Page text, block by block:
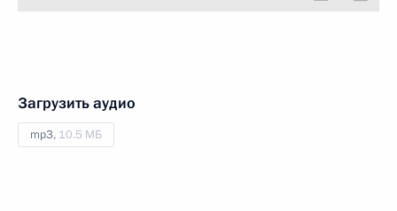
Загрузить аудио
mp3, 10.5 МБ